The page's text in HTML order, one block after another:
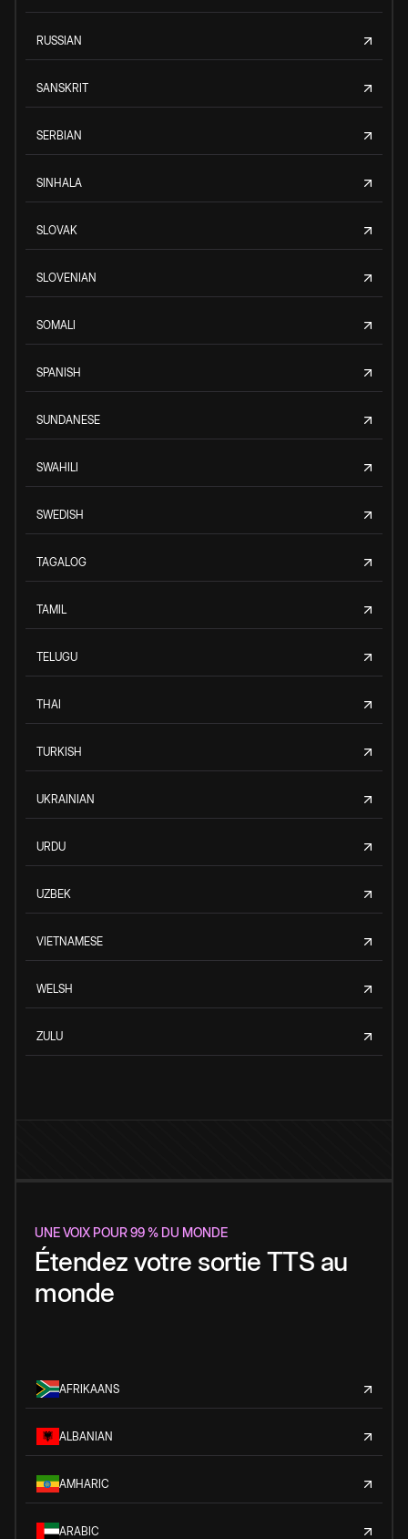
RUSSIAN
SANSKRIT
SERBIAN
SINHALA
SLOVAK
SLOVENIAN
SOMALI
SPANISH
SUNDANESE
SWAHILI
SWEDISH
TAGALOG
TAMIL
TELUGU
THAI
TURKISH
UKRAINIAN
URDU
UZBEK
VIETNAMESE
WELSH
ZULU
UNE VOIX POUR 99 % DU MONDE
Étendez votre sortie TTS au
monde
AFRIKAANS
ALBANIAN
AMHARIC
ARABIC